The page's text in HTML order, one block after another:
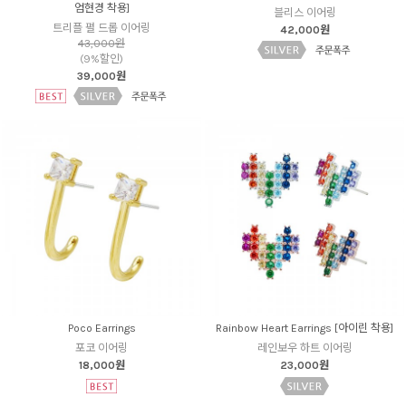
엄현경 착용]
트리플 펄 드롭 이어링
43,000원
(9%할인)
39,000원
블리스 이어링
42,000원
Poco Earrings
포코 이어링
18,000원
Rainbow Heart Earrings [아이린 착용]
레인보우 하트 이어링
23,000원